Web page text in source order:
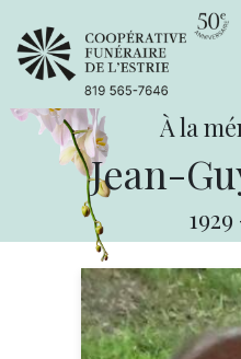
À la
Jean-
1929